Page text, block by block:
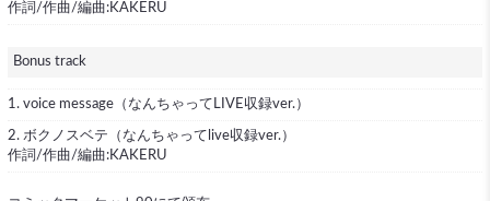
作詞/作曲/編曲:KAKERU
Bonus track
1. voice message（なんちゃってLIVE収録ver.）
2. ボクノスベテ（なんちゃってlive収録ver.）
作詞/作曲/編曲:KAKERU